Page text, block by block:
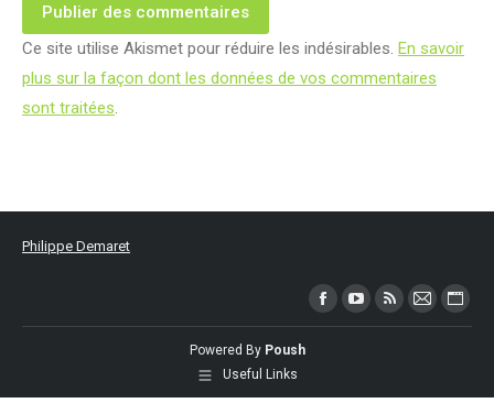
Publier des commentaires
Ce site utilise Akismet pour réduire les indésirables. En savoir
plus sur la façon dont les données de vos commentaires
sont traitées.
Philippe Demaret
Facebook
in
YouTube
in
RSS
in
Mail
in
Site
opens
Powered By Poush
Useful Links